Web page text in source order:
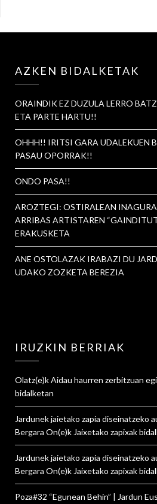
AZKEN BIDALKETAK
ORAINDIK EZ DUZULA LERRO
ETA PARTE HARTU!!
OHHH!! IRITSI GARA UDALEKUEN
PASAU OPORRAK!!
ONDO PASA!!
AROZTEGI: OSTIRALEAN
ARRIBAS ARTISTAREN
ERAKUSKETA
ANE OSTOLAZAK IRABAZI DU
UDAKO ZOZKETA BEREZIA
IRUZKIN BERRIAK
Olatz(e)kAidau haurren zerbitzuan
bidalketan
Jardunek jaietako zapia diseinatzeko
Bergara On(e)k Jaixetako zapixak
Jardunek jaietako zapia diseinatzeko
Bergara On(e)k Jaixetako zapixak
Poza#32 “Egunean Behin” | Jardun